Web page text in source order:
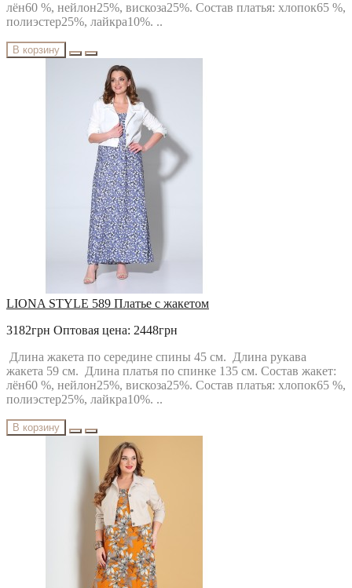
лён60 %, нейлон25%, вискоза25%. Состав платья: хлопок65 %,
полиэстер25%, лайкра10%. ..
В корзину
LIONA STYLE 589 Платье с жакетом
3182грн Оптовая цена: 2448грн
Длина жакета по середине спины 45 см. Длина рукава
жакета 59 см. Длина платья по спинке 135 см. Состав жакет:
лён60 %, нейлон25%, вискоза25%. Состав платья: хлопок65 %,
полиэстер25%, лайкра10%. ..
В корзину